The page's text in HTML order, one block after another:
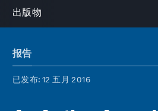
出版物
报告
已发布: 12 五月 2016